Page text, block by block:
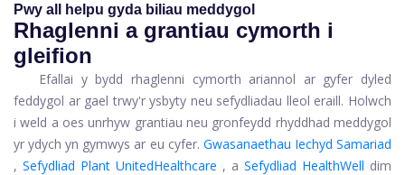
Pwy all helpu gyda biliau meddygol
Rhaglenni a grantiau cymorth i
gleifion
Efallai y bydd rhaglenni cymorth ariannol ar gyfer dyled
feddygol ar gael trwy'r ysbyty neu sefydliadau lleol eraill. Holwch
i weld a oes unrhyw grantiau neu gronfeydd rhyddhad meddygol
yr ydych yn gymwys ar eu cyfer. Gwasanaethau Iechyd Samariad
, Sefydliad Plant UnitedHealthcare , a Sefydliad HealthWell dim